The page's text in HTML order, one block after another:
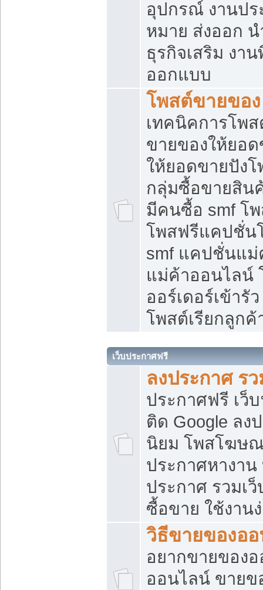
อุปกรณ์ งานป
หมาย ส่งออก น
ธุรกิจเสริม งา
ออกแบบ
โพสต์ขายของ
เทคนิคการโพ
ขายของให้ยอ
ให้ยอดขายปัง
กลุ่มซื้อขายสิน
มีคนซื้อ smf โ
โพสฟรีแคปชั่น
smf แคปชั่นแ
แม่ค้าออนไลน์
ออร์เดอร์เข้ารั
โพสต์เรียกลูกค้
เว็บประกาศฟรี
ลงประกาศ ร
ประกาศฟรี เว็
ติด Google ลง
นิยม โพสโฆษ
ประกาศหางาน
ประกาศ รวมเ
ซื้อขาย ใช้งาน
วิธีขายของอ
อยากขายของ
ออนไลน์ ขายข